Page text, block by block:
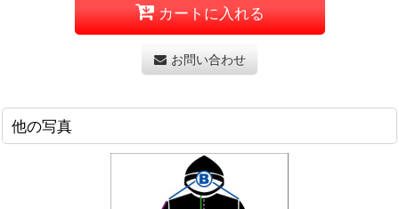
カートに入れる
お問い合わせ
他の写真